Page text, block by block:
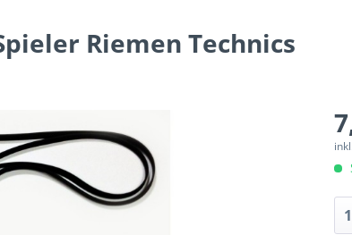
Riemen Technics